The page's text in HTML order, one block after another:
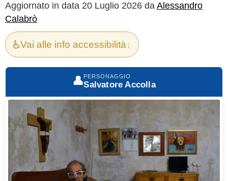
Aggiornato in data 20 Luglio 2026 da Alessandro
Calabrò
♿Vai alle info accessibilità↓
👤PERSONAGGIO
Salvatore Accolla